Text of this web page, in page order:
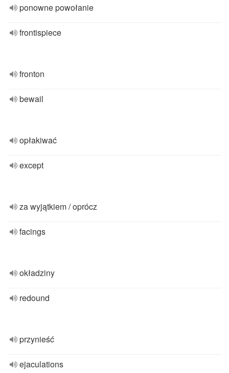
ponowne powołanie
frontispiece
fronton
bewail
opłakiwać
except
za wyjątkiem / oprócz
facings
okładziny
redound
przynieść
ejaculations